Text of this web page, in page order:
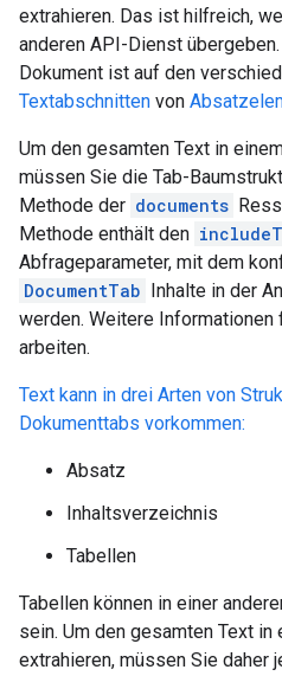
extrahieren. Das ist hilfreich,
anderen API-Dienst
Dokument ist auf den
Textabschnitten von
Um den gesamten Text in
müssen Sie die Tab-
Methode der documents
Methode enthält den
Abfrageparameter, mit dem
DocumentTab Inhalte in der
werden. Weitere Informationen
arbeiten.
Text kann in drei Arten von
Dokumenttabs vorkommen:
Absatz
Inhaltsverzeichnis
Tabellen
Tabellen können in einer
sein. Um den gesamten Text in
extrahieren, müssen Sie daher